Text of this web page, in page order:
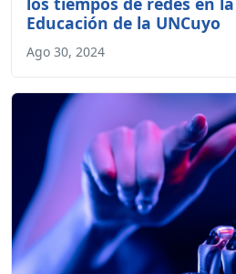
Educación de la UNCuyo
Ago 30, 2024